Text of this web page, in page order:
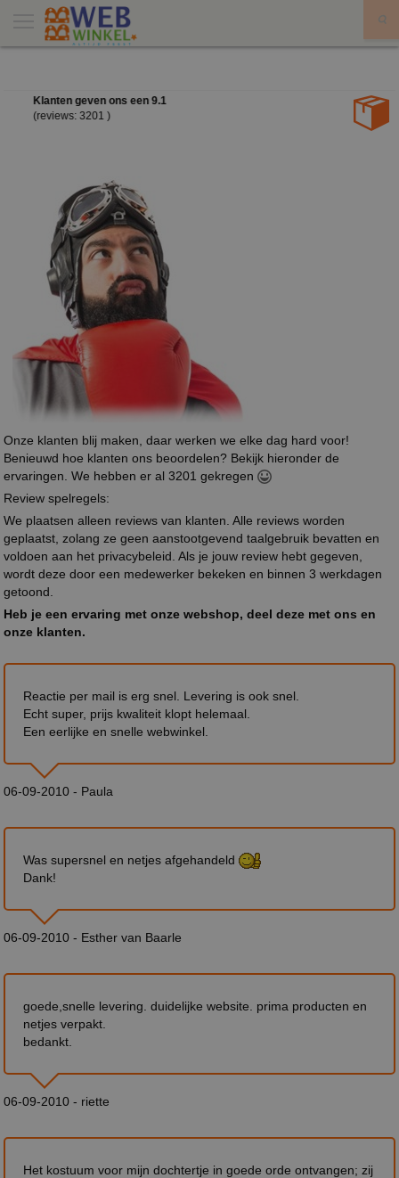
36.550 artikelen uit voorraad leverbaar
De grootste van Nederland.
Onze klanten blij maken, daar werken we elke dag hard voor!
Benieuwd hoe klanten ons beoordelen? Bekijk hieronder de
ervaringen. We hebben er al 3201 gekregen
Review spelregels:
We plaatsen alleen reviews van klanten. Alle reviews worden
geplaatst, zolang ze geen aanstootgevend taalgebruik bevatten en
voldoen aan het privacybeleid. Als je jouw review hebt gegeven,
wordt deze door een medewerker bekeken en binnen 3 werkdagen
getoond.
Heb je een ervaring met onze webshop, deel deze met ons en
onze klanten.
Reactie per mail is erg snel. Levering is ook snel.
Echt super, prijs kwaliteit klopt helemaal.
Een eerlijke en snelle webwinkel.
06-09-2010 - Paula
Was supersnel en netjes afgehandeld
Dank!
06-09-2010 - Esther van Baarle
goede,snelle levering. duidelijke website. prima producten en
netjes verpakt.
bedankt.
06-09-2010 - riette
Het kostuum voor mijn dochtertje in goede orde ontvangen; zij